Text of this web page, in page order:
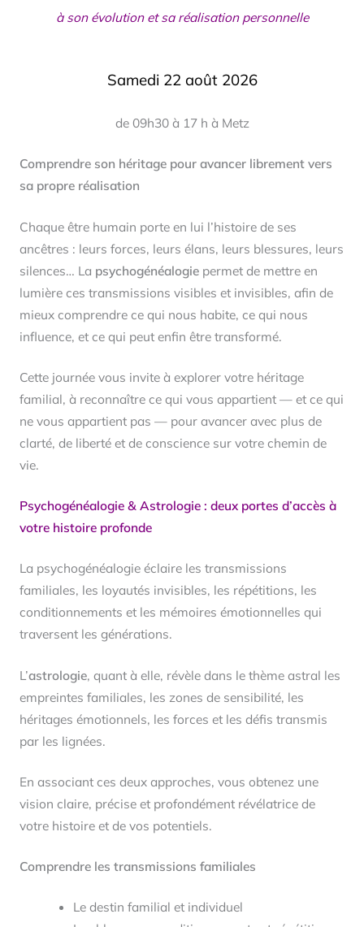
à son évolution et sa réalisation personnelle
Samedi 22 août 2026
de 09h30 à 17 h à Metz
Comprendre son héritage pour avancer librement vers
sa propre réalisation
Chaque être humain porte en lui l’histoire de ses
ancêtres : leurs forces, leurs élans, leurs blessures, leurs
silences… La psychogénéalogiepermet de mettre en
lumière ces transmissions visibles et invisibles, afin de
mieux comprendre ce qui nous habite, ce qui nous
influence, et ce qui peut enfin être transformé.
Cette journée vous invite à explorer votre héritage
familial, à reconnaître ce qui vous appartient — et ce qui
ne vous appartient pas — pour avancer avec plus de
clarté, de liberté et de conscience sur votre chemin de
vie.
Psychogénéalogie & Astrologie : deux portes d’accès à
votre histoire profonde
La psychogénéalogie éclaire les transmissions
familiales, les loyautés invisibles, les répétitions, les
conditionnements et les mémoires émotionnelles qui
traversent les générations.
L’astrologie, quant à elle, révèle dans le thème astral les
empreintes familiales, les zones de sensibilité, les
héritages émotionnels, les forces et les défis transmis
par les lignées.
En associant ces deux approches, vous obtenez une
vision claire, précise et profondément révélatrice de
votre histoire et de vos potentiels.
Comprendre les transmissions familiales
Le destin familial et individuel